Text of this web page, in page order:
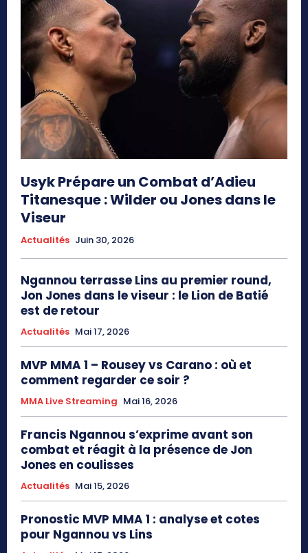
Usyk Prépare un Combat d’Adieu
Titanesque : Wilder ou Jones dans le
Viseur
Actualités Juin 30, 2026
Ngannou terrasse Lins au premier round,
Jon Jones dans le viseur : le Lion de Batié
est de retour
Actualités Mai 17, 2026
MVP MMA 1 – Rousey vs Carano : où et
comment regarder ce soir ?
MMA Live Streaming Mai 16, 2026
Francis Ngannou s’exprime avant son
combat et réagit à la présence de Jon
Jones en coulisses
Actualités Mai 15, 2026
Pronostic MVP MMA 1 : analyse et cotes
pour Ngannou vs Lins